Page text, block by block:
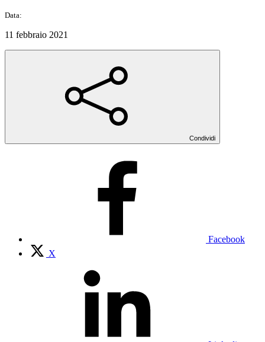
Data:
11 febbraio 2021
Condividi
Facebook
X